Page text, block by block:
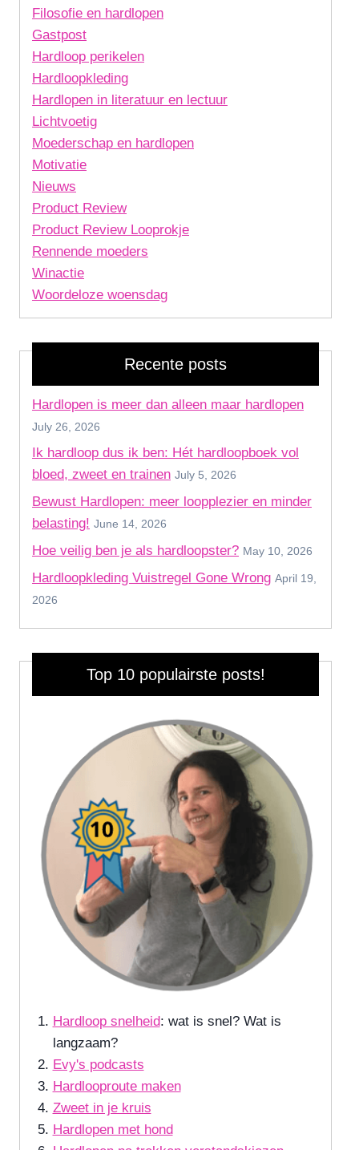
Filosofie en hardlopen
Gastpost
Hardloop perikelen
Hardloopkleding
Hardlopen in literatuur en lectuur
Lichtvoetig
Moederschap en hardlopen
Motivatie
Nieuws
Product Review
Product Review Looprokje
Rennende moeders
Winactie
Woordeloze woensdag
Recente posts
Hardlopen is meer dan alleen maar hardlopen
July 26, 2026
Ik hardloop dus ik ben: Hét hardloopboek vol
bloed, zweet en trainen July 5, 2026
Bewust Hardlopen: meer loopplezier en minder
belasting! June 14, 2026
Hoe veilig ben je als hardloopster? May 10, 2026
Hardloopkleding Vuistregel Gone Wrong April 19,
2026
Top 10 populairste posts!
Hardloop snelheid: wat is snel? Wat is
langzaam?
Evy's podcasts
Hardlooproute maken
Zweet in je kruis
Hardlopen met hond